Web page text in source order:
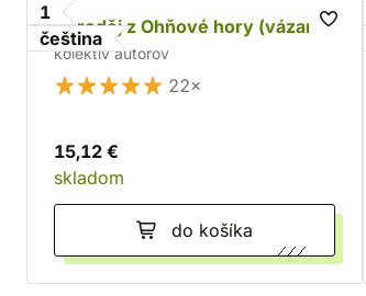
1
čeština
Čaroděj z Ohňové hory (vázaná)
kolektív autorov
22×
15,12 €
skladom
do košíka